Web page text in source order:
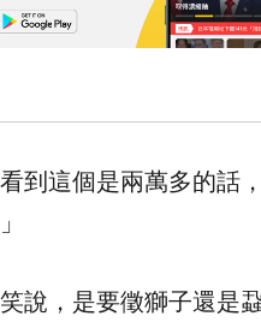
到這個是兩萬多的話
說，是要徵獅子還是